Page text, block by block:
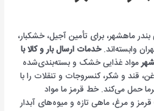
ماهشهر، برای تأمین آجیل، خشکبار،
وابسته‌اند.خدمات ارسال بار و کالا با
مواد غذایی خشک و بسته‌بندی‌شده
قند و شکر، کنسروجات و تنقلات را با
حمل می‌کند. خط قرمز ما مواد
و مرغ، ماهی تازه و میوه‌های آبدار